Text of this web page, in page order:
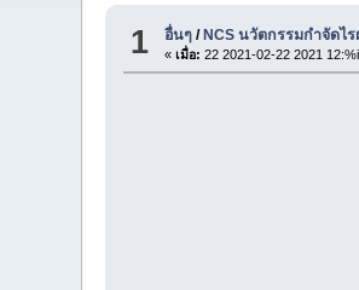
1 อื่นๆ / NCS นวัตกรรมกำจัดไ
«เมื่อ: 22 2021-02-22 2021